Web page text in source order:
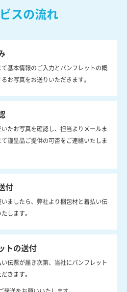
スの流れ
基本情報のご入力とパンフレットの概
お写真をお送りいただきます。
たお写真を確認し、担当よりメールま
謹呈品ご提供の可否をご連絡いたしま
付
ましたら、弊社より梱包材と着払い伝
します。
トの送付
伝票が届き次第、当社にパンフレット
きます。